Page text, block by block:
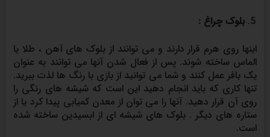
بلوک چراغ :
اینها روی هرم قرار دارند و می توانند از بلوک های آهن ، طلا یا
الماس ساخته شوند. پس از فعال شدن آنها می توانند به عنوان
یک بافر عمل کنند و شما می توانید از بازی با رنگ ها لذت ببرید.
تنها کاری که باید انجام دهید این است که شیشه های رنگی را
روی آن قرار دهید. آنها را می توان از معدن کمیابی پیدا کرد یا از
ستاره های دیگر . بلوک های شیشه ای از ابسیدین ساخته شده
است.